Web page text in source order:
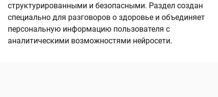
структурированными и безопасными. Раздел создан
специально для разговоров о здоровье и объединяет
персональную информацию пользователя с
аналитическими возможностями нейросети.